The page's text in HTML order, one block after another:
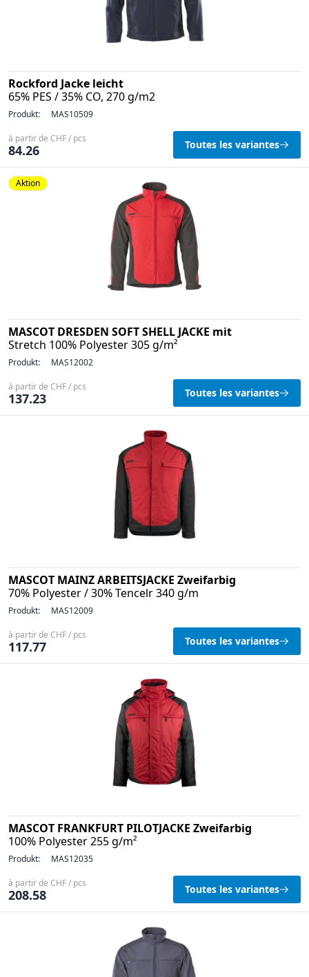
Rockford Jacke leicht
65% PES / 35% CO, 270 g/m2
Produkt: MAS10509
à partir de CHF / pcs
84.26 Toutes les variantes
Aktion
MASCOT DRESDEN SOFT SHELL JACKE mit
Stretch 100% Polyester 305 g/m²
Produkt: MAS12002
à partir de CHF / pcs
137.23 Toutes les variantes
MASCOT MAINZ ARBEITSJACKE Zweifarbig
70% Polyester / 30% Tencelr 340 g/m
Produkt: MAS12009
à partir de CHF / pcs
117.77 Toutes les variantes
MASCOT FRANKFURT PILOTJACKE Zweifarbig
100% Polyester 255 g/m²
Produkt: MAS12035
à partir de CHF / pcs
208.58 Toutes les variantes